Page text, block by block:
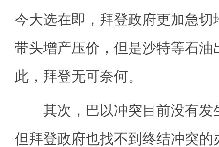
今大选在即，拜登政府更加急切
带头增产压价，但是沙特等石油
此，拜登无可奈何。
其次，巴以冲突目前没有发
但拜登政府也找不到终结冲突的